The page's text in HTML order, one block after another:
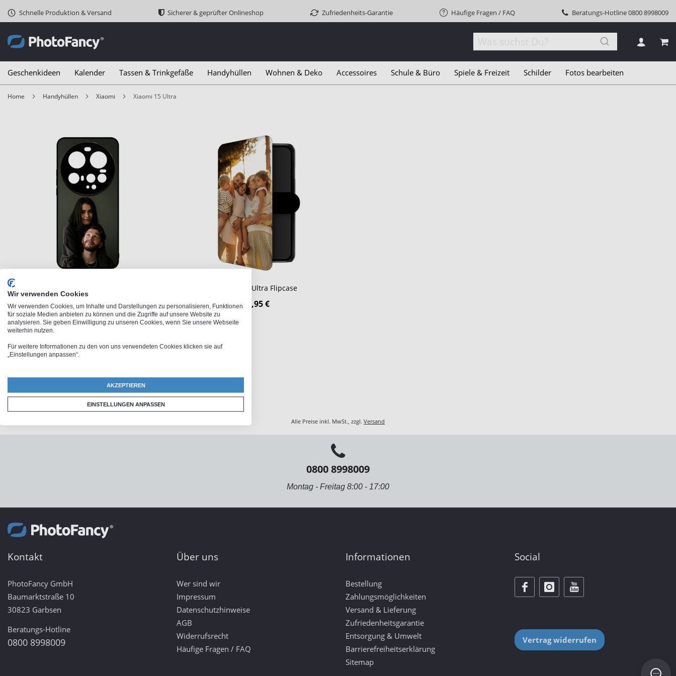
Schnelle Produktion & Versand Sicherer & geprüfter Onlineshop Zufriedenheits-Garantie Häufige Fragen / FAQ Beratungs-Hotline0800 8998009
Geschenkideen Kalender Tassen & Trinkgefäße Handyhüllen Wohnen & Deko Accessoires Schule & Büro Spiele & Freizeit Schilder Fotos bearbeiten
Home Handyhüllen Xiaomi Xiaomi 15 Ultra
23,95 €
Xiaomi 15 Ultra Flipcase
26,95 €
Alle Preise inkl. MwSt., zzgl. Versand
0800 8998009
Montag - Freitag 8:00 - 17:00
Kontakt
PhotoFancy GmbH
Baumarktstraße 10
30823 Garbsen
Beratungs-Hotline
0800 8998009
Über uns
Wer sind wir
Impressum
Datenschutzhinweise
AGB
Widerrufsrecht
Häufige Fragen / FAQ
Informationen
Bestellung
Zahlungsmöglichkeiten
Versand & Lieferung
Zufriedenheitsgarantie
Entsorgung & Umwelt
Barrierefreiheitserklärung
Sitemap
Social
Vertrag widerrufen
Wir verwenden Cookies
Wir verwenden Cookies, um Inhalte und Darstellungen zu personalisieren, Funktionen
für soziale Medien anbieten zu können und die Zugriffe auf unsere Website zu
analysieren. Sie geben Einwilligung zu unseren Cookies, wenn Sie unsere Webseite
weiterhin nutzen.
Für weitere Informationen zu den von uns verwendeten Cookies klicken sie auf
„Einstellungen anpassen“.
AKZEPTIEREN
EINSTELLUNGEN ANPASSEN